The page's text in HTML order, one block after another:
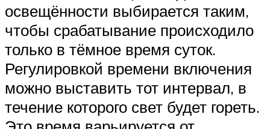
освещённости выбирается таким,
чтобы срабатывание происходило
только в тёмное время суток.
Регулировкой времени включения
можно выставить тот интервал, в
течение которого свет будет гореть.